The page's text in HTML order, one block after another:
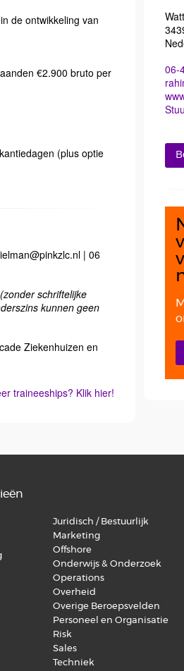
de ontwikkeling van
€2.900 bruto per
(plus optie
| 06
schriftelijke
kunnen geen
Ziekenhuizen en
traineeships? Klik hier!
06-
Juridisch / Bestuurlijk
Marketing
Offshore
Onderwijs & Onderzoek
Operations
Overheid
Overige Beroepsvelden
Personeel en Organisatie
Risk
Sales
Techniek